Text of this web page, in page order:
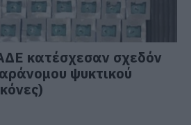
κατέσχεσαν σχεδόν
ψυκτικού